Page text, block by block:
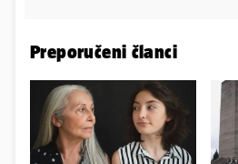
Preporučeni članci